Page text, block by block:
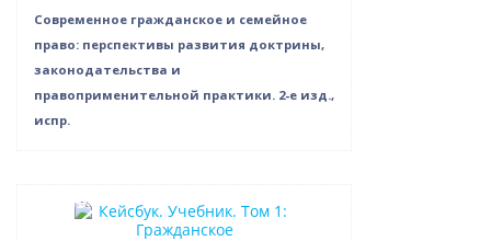
Современное гражданское и семейное
право: перспективы развития доктрины,
законодательства и
правоприменительной практики. 2-е изд.,
испр.
Новинка